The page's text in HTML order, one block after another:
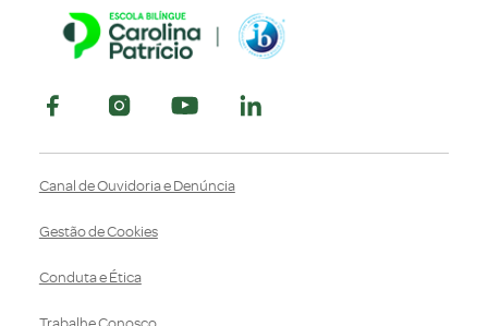
Canal de Ouvidoria e Denúncia
Gestão de Cookies
Conduta e Ética